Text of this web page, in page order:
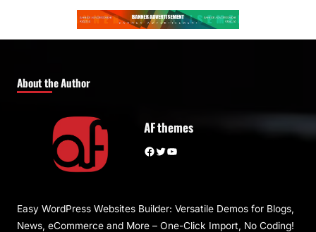
About the Author
AF themes
Facebook Twitter YouTube
Easy WordPress Websites Builder: Versatile Demos for Blogs,
News, eCommerce and More – One-Click Import, No Coding!